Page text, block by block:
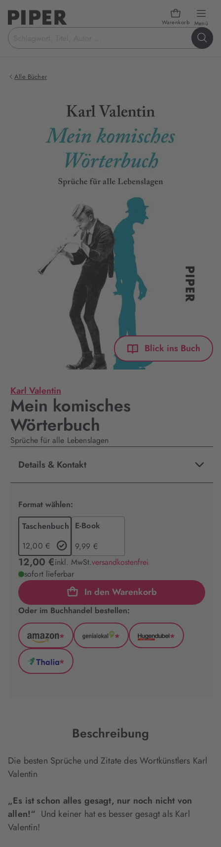
Warenkorb Menü
Suchbegriff
eingeben
Alle Bücher
Blick ins Buch
Karl Valentin
Mein komisches
Wörterbuch
Sprüche für alle Lebenslagen
Details & Kontakt
Format wählen:
Taschenbuch
12,00 €
E-Book
9,99 €
12,00 €inkl. MwSt.versandkostenfrei
sofort lieferbar
In den Warenkorb
Oder im Buchhandel bestellen:
Amazon
(wird
in
neuem
*
GenialLokal
*
Hugendubel
*
Thalia
*
Beschreibung
Die besten Sprüche und Zitate des Wortkünstlers Karl
Valentin
„Es ist schon alles gesagt, nur noch nicht von
allen!“ Und keiner hat es besser gesagt als Karl
Valentin!